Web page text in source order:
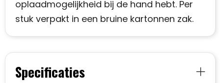
oplaadmogelijkheid bij de hand hebt. Per
stuk verpakt in een bruine kartonnen zak.
Specificaties